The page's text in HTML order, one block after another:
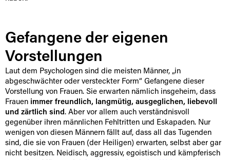
Gefangene der eigenen
Vorstellungen
Laut dem Psychologen sind die meisten Männer, „in
abgeschwächter oder versteckter Form“ Gefangene dieser
Vorstellung von Frauen. Sie erwarten nämlich insgeheim, dass
Frauen immer freundlich, langmütig, ausgeglichen, liebevoll
und zärtlich sind . Aber vor allem auch verständnisvoll
gegenüber ihren männlichen Fehltritten und Eskapaden. Nur
wenigen von diesen Männern fällt auf, dass all das Tugenden
sind, die sie von Frauen (der Heiligen) erwarten, selbst aber gar
nicht besitzen. Neidisch, aggressiv, egoistisch und kämpferisch